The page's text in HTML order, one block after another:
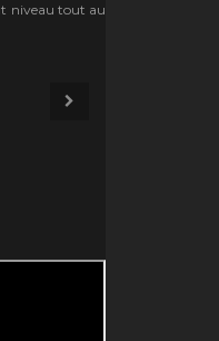
niveau tout au